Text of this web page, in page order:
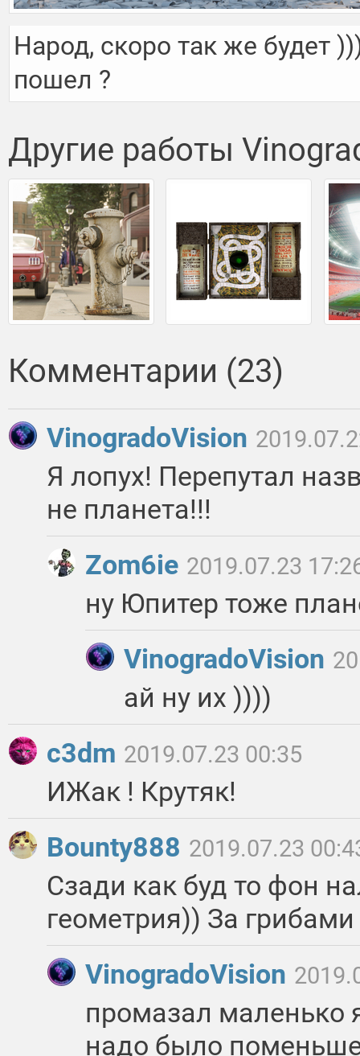
Народ, скоро так же будет
пошел ?
Другие работы
Комментарии (23)
VinogradoVision
Я лопух! Перепутал
не планета!!!
Zom6ie 2019.07.23
ну Юпитер тоже
VinogradoVision
ай ну их ))))
c3dm 2019.07.23 00:35
ИЖак ! Крутяк!
Bounty888 2019.07.23
Сзади как буд то фон
геометрия)) За
VinogradoVision
промазал маленько
надо было